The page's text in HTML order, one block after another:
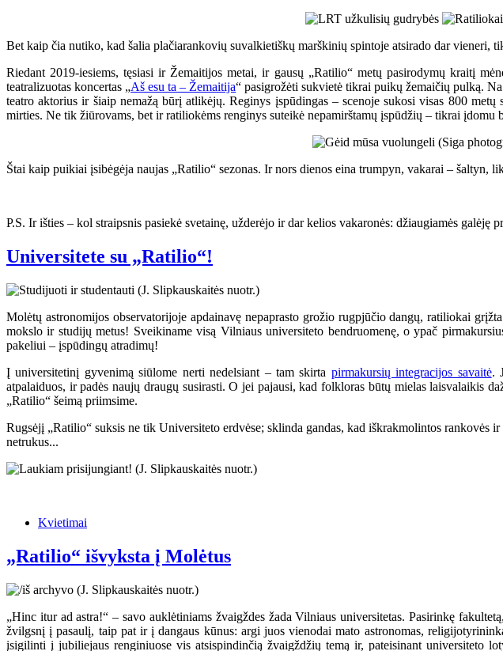
Bet kaip čia nutiko, kad šalia plačiarankovių suvalkietiškų marškinių spintoje atsirado dar vieneri,
Riedant 2019-iesiems, tęsiasi ir Žemaitijos metai, ir gausų „Ratilio“ metų pasirodymų kraitį
teatralizuotas koncertas „Aš esu ta – Žemaitija“ pasigrožėti sukvietė tikrai puikų žemaičių pulką.
teatro aktorius ir šiaip nemažą būrį atlikėjų. Reginys įspūdingas – scenoje sukosi visas 800
mirties. Ne tik žiūrovams, bet ir ratiliokėms renginys suteikė nepamirštamų įspūdžių – tikrai
Štai kaip puikiai įsibėgėja naujas „Ratilio“ sezonas. Ir nors dienos eina trumpyn, vakarai – šaltyn,
P.S. Ir išties – kol straipsnis pasiekė svetainę, užderėjo ir dar kelios vakaronės: džiaugiamės galėję
Universitete su „Ratilio“!
Molėtų astronomijos observatorijoje apdainavę nepaprasto grožio rugpjūčio dangų, ratiliokai
mokslo ir studijų metus! Sveikiname visą Vilniaus universiteto bendruomenę, o ypač
pakeliui – įspūdingų atradimų!
Į universitetinį gyvenimą siūlome nerti nedelsiant – tam skirta pirmakursių integracijos savaitė.
atpalaiduos, ir padės naujų draugų susirasti. O jei pajausi, kad folkloras būtų mielas laisvalaikis
„Ratilio“ šeimą priimsime.
Rugsėjį „Ratilio“ suksis ne tik Universiteto erdvėse; sklinda gandas, kad iškrakmolintos
netrukus...
Kvietimai
„Ratilio“ išvyksta į Molėtus
„Hinc itur ad astra!“ – savo auklėtiniams žvaigždes žada Vilniaus universitetas. Pasirinkę
žvilgsnį į pasaulį, taip pat ir į dangaus kūnus: argi juos vienodai mato astronomas,
įsigilinti į jubiliejaus renginiuose vis atsispindinčią žvaigždžių temą ir, pateisinant universiteto